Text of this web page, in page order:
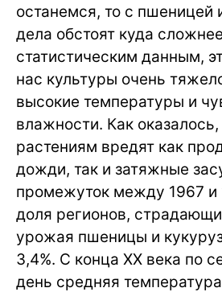
останемся, то с пшеницей
дела обстоят куда
статистическим данным,
нас культуры очень
высокие температуры и
влажности. Как оказалось,
растениям вредят как
дожди, так и затяжные
промежуток между 1967 и
доля регионов,
урожая пшеницы и
3,4%. С конца XX века по
день средняя